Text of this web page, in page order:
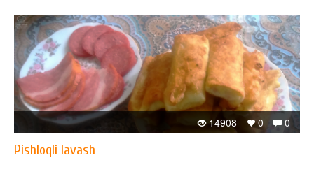
0
0
14908
Pishloqli lavash